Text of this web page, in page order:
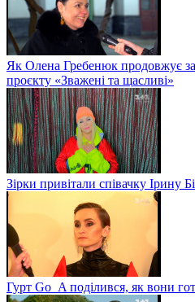
Як Олена Гребенюк продовжує
проєкту «Зважені та щасливі»
Зірки привітали співачку Ірину
Гурт Go_A поділився, як вони